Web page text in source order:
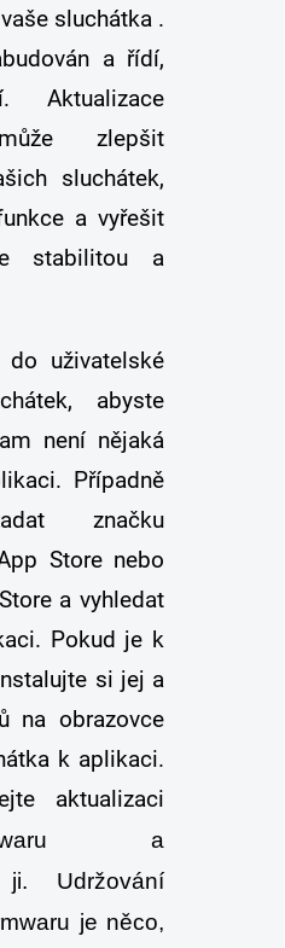
sluchátka .
a řídí,
Aktualizace
zlepšit
sluchátek,
a vyřešit
stabilitou a
do uživatelské
abyste
není nějaká
Případně
značku
Store nebo
a vyhledat
Pokud je k
si jej a
na obrazovce
k aplikaci.
aktualizaci
a
ji. Udržování
je něco,